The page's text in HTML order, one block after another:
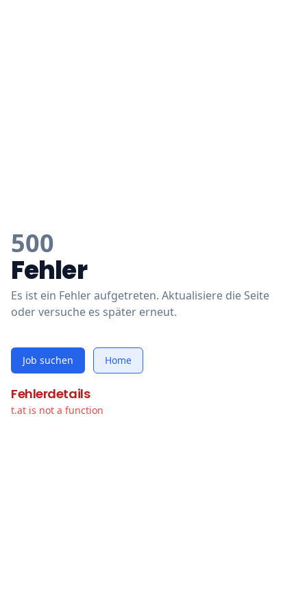
500
Fehler
Es ist ein Fehler aufgetreten. Aktualisiere die Seite
oder versuche es später erneut.
Job suchen Home
Fehlerdetails
t.at is not a function